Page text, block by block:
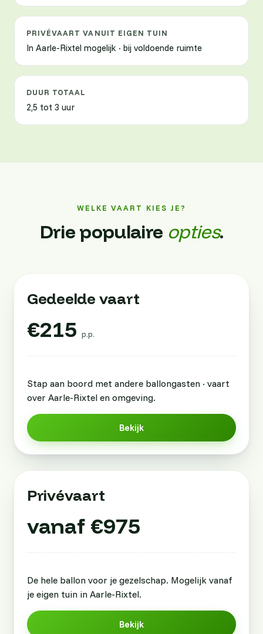
PRIVÉVAART VANUIT EIGEN TUIN
In Aarle-Rixtel mogelijk · bij voldoende ruimte
DUUR TOTAAL
2,5 tot 3 uur
WELKE VAART KIES JE?
Drie populaire opties.
Gedeelde vaart
€215 p.p.
Stap aan boord met andere ballongasten · vaart
over Aarle-Rixtel en omgeving.
Bekijk
Privévaart
vanaf €975
De hele ballon voor je gezelschap. Mogelijk vanaf
je eigen tuin in Aarle-Rixtel.
Bekijk